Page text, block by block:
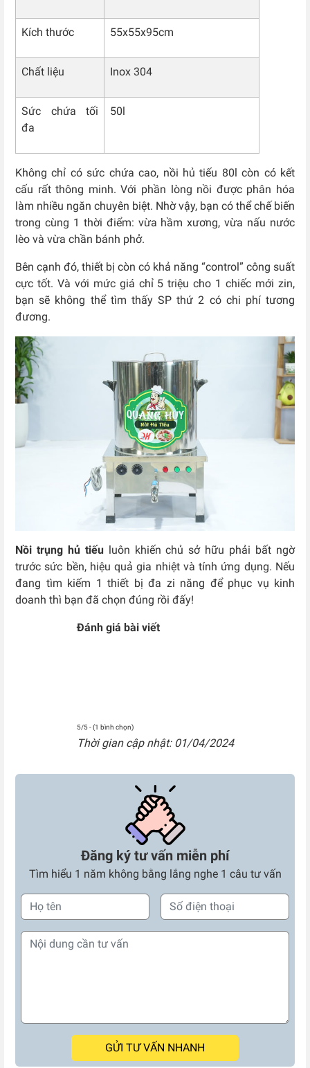
Kích thước 55x55x95cm
Chất liệu Inox 304
Sức chứa tối
đa
50l
Không chỉ có sức chứa cao, nồi hủ tiếu 80l còn có kết
cấu rất thông minh. Với phần lòng nồi được phân hóa
làm nhiều ngăn chuyên biệt. Nhờ vậy, bạn có thể chế biến
trong cùng 1 thời điểm: vừa hầm xương, vừa nấu nước
lèo và vừa chần bánh phở.
Bên cạnh đó, thiết bị còn có khả năng “control” công suất
cực tốt. Và với mức giá chỉ 5 triệu cho 1 chiếc mới zin,
bạn sẽ không thể tìm thấy SP thứ 2 có chi phí tương
đương.
Nồi trụng hủ tiếuluôn khiến chủ sở hữu phải bất ngờ
trước sức bền, hiệu quả gia nhiệt và tính ứng dụng. Nếu
đang tìm kiếm 1 thiết bị đa zi năng để phục vụ kinh
doanh thì bạn đã chọn đúng rồi đấy!
Đánh giá bài viết
5/5 - (1 bình chọn)
Thời gian cập nhật: 01/04/2024
Đăng ký tư vấn miễn phí
Tìm hiểu 1 năm không bằng lắng nghe 1 câu tư vấn
GỬI TƯ VẤN NHANH